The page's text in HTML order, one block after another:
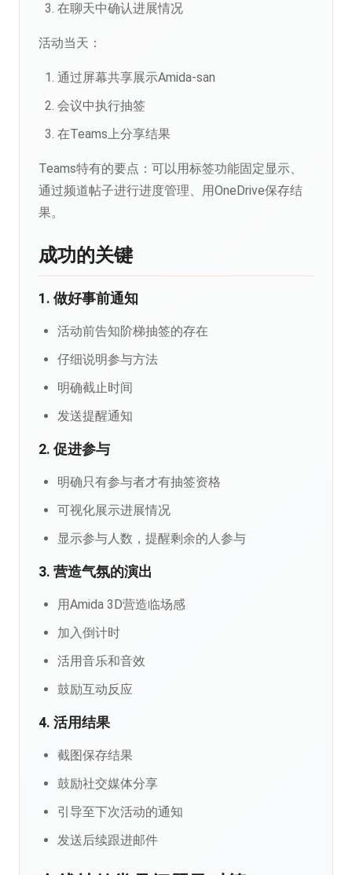
在聊天中确认进展情况
活动当天：
通过屏幕共享展示Amida-san
会议中执行抽签
在Teams上分享结果
Teams特有的要点：可以用标签功能固定显示、
通过频道帖子进行进度管理、用OneDrive保存结
果。
成功的关键
1. 做好事前通知
活动前告知阶梯抽签的存在
仔细说明参与方法
明确截止时间
发送提醒通知
2. 促进参与
明确只有参与者才有抽签资格
可视化展示进展情况
显示参与人数，提醒剩余的人参与
3. 营造气氛的演出
用Amida 3D营造临场感
加入倒计时
活用音乐和音效
鼓励互动反应
4. 活用结果
截图保存结果
鼓励社交媒体分享
引导至下次活动的通知
发送后续跟进邮件